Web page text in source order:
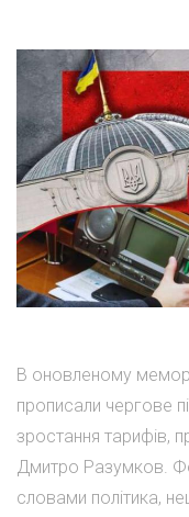
В оновленому
прописали чергове
зростання тарифів,
Дмитро Разумков.
словами політика,